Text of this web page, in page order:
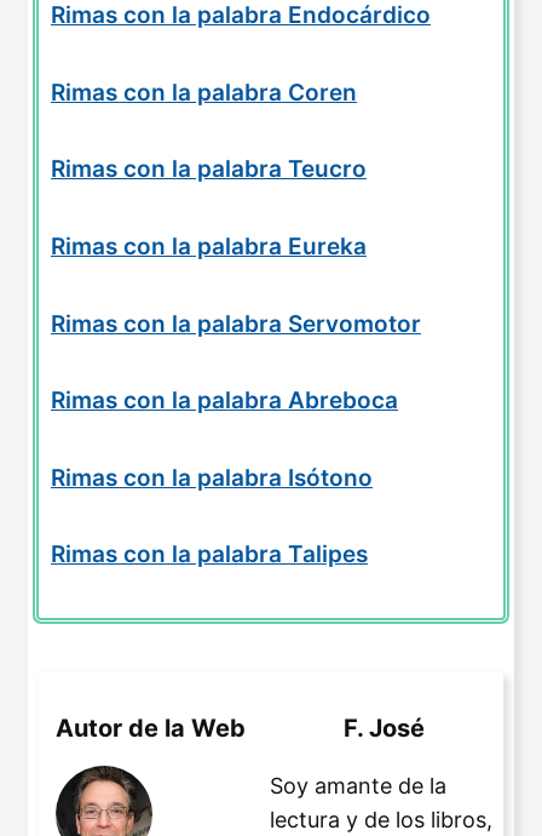
Rimas con la palabra Endocárdico
Rimas con la palabra Coren
Rimas con la palabra Teucro
Rimas con la palabra Eureka
Rimas con la palabra Servomotor
Rimas con la palabra Abreboca
Rimas con la palabra Isótono
Rimas con la palabra Talipes
Autor de la Web F. José
Soy amante de la
lectura y de los libros,